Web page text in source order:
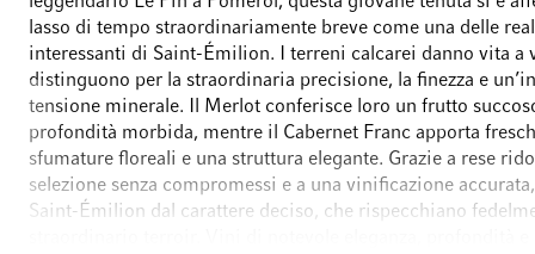
lasso di tempo straordinariamente breve come una delle
interessanti di Saint-Émilion. I terreni calcarei danno vita a
distinguono per la straordinaria precisione, la finezza e
tensione minerale. Il Merlot conferisce loro un frutto
profondità morbida, mentre il Cabernet Franc apporta
sfumature floreali e una struttura elegante. Grazie a rese
selezione senza compromessi e a una vinificazione
Saint-Émilion dal carattere deciso, che rispecchiano